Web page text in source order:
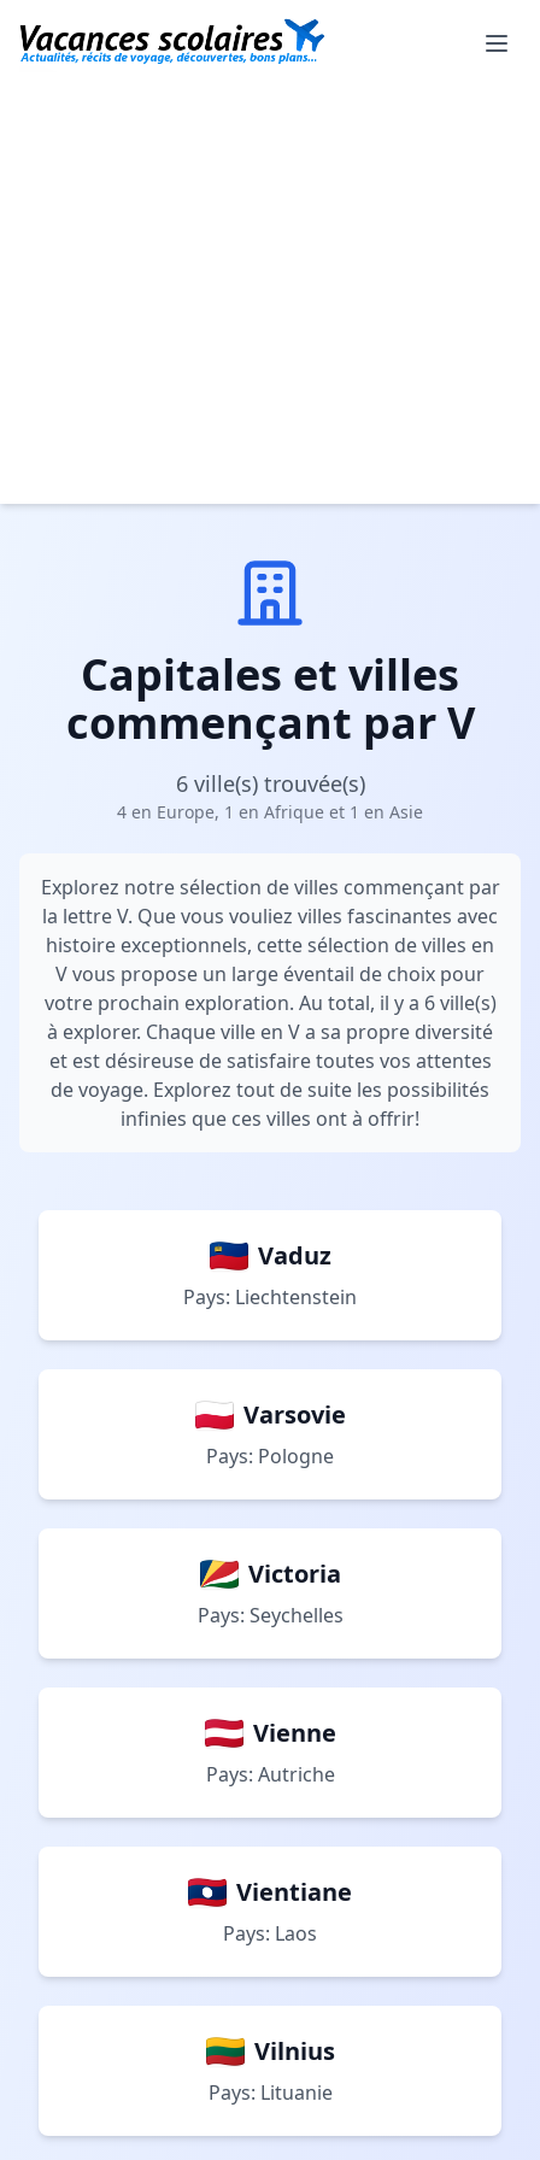
Capitales et villes
commençant par V
6 ville(s) trouvée(s)
4 en Europe, 1 en Afrique et 1 en Asie
Explorez notre sélection de villes commençant par
la lettre V. Que vous vouliez villes fascinantes avec
histoire exceptionnels, cette sélection de villes en
V vous propose un large éventail de choix pour
votre prochain exploration. Au total, il y a 6 ville(s)
à explorer. Chaque ville en V a sa propre diversité
et est désireuse de satisfaire toutes vos attentes
de voyage. Explorez tout de suite les possibilités
infinies que ces villes ont à offrir!
Vaduz
Pays: Liechtenstein
Varsovie
Pays: Pologne
Victoria
Pays: Seychelles
Vienne
Pays: Autriche
Vientiane
Pays: Laos
Vilnius
Pays: Lituanie